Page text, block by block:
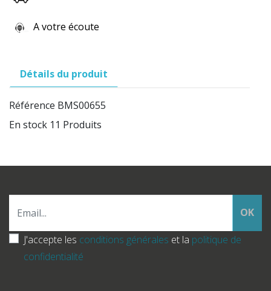
A votre écoute
Détails du produit
Référence BMS00655
En stock 11 Produits
OK
J'accepte les conditions générales et la politique de
confidentialité